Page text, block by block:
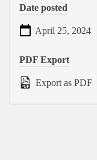
Date posted
April 25, 2024
PDF Export
Export as PDF